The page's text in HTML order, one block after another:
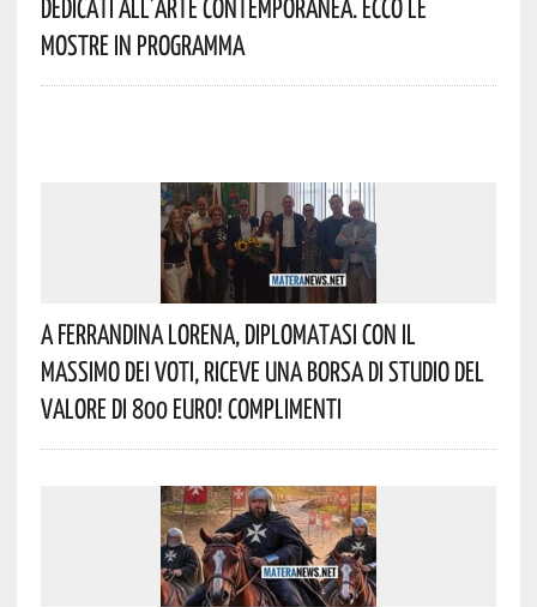
Mostre In Programma
A Ferrandina Lorena, Diplomatasi Con Il
Massimo Dei Voti, Riceve Una Borsa Di Studio Del
Valore Di 800 Euro! Complimenti